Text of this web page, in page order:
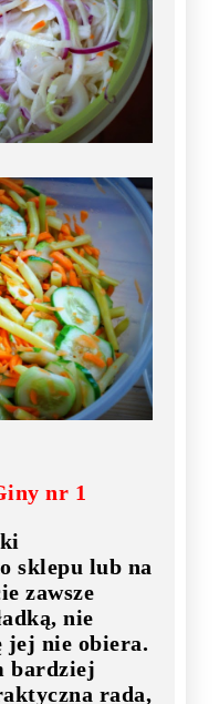
nr 1
sklepu lub na
zawsze
nie
jej nie obiera.
bardziej
rada,